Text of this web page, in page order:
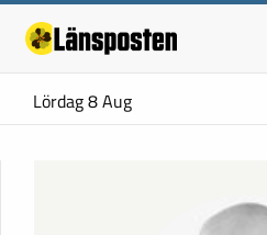
Lördag 8 Aug